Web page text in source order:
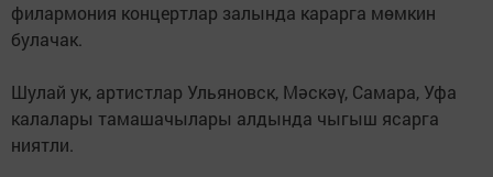
филармония концертлар залында карарга мөмкин
булачак.
Шулай ук, артистлар Ульяновск, Мәскәү, Самара, Уфа
калалары тамашачылары алдында чыгыш ясарга
ниятли.